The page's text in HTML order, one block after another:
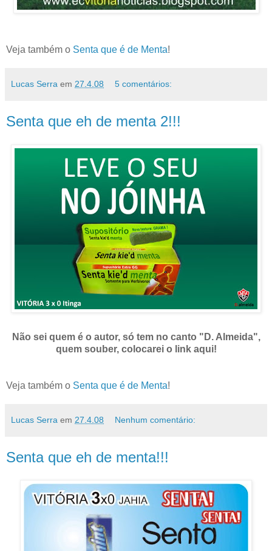
Veja também o Senta que é de Menta!
Lucas Serra em 27.4.08 5 comentários:
Senta que eh de menta 2!!!
Não sei quem é o autor, só tem no canto "D. Almeida",
quem souber, colocarei o link aqui!
Veja também o Senta que é de Menta!
Lucas Serra em 27.4.08 Nenhum comentário:
Senta que eh de menta!!!